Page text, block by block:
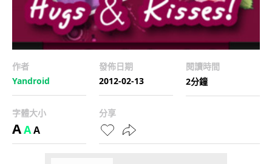
作者
Yandroid
發佈日期
2012-02-13
閱讀時間
2分鐘
字體大小
AAA
分享